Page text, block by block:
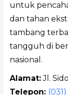
untuk
dan tahan
tambang
tangguh di
nasional.
Alamat:Jl.
Telepon: